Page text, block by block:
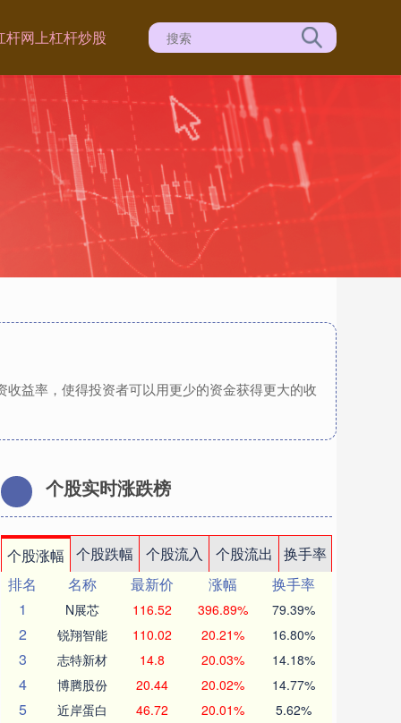
杆网上杠杆炒股
益率，使得投资者可以用更少的资金获得更大的收
个股实时涨跌榜
个股涨幅 个股跌幅 个股流入 个股流出
换手率
排名
名称 最新价 涨幅
换手率
1
N展芯 116.52 396.89% 79.39%
2 锐翔智能 110.02 20.21% 16.80%
3 志特新材 14.8 20.03% 14.18%
4 博腾股份 20.44 20.02% 14.77%
5 近岸蛋白 46.72 20.01% 5.62%